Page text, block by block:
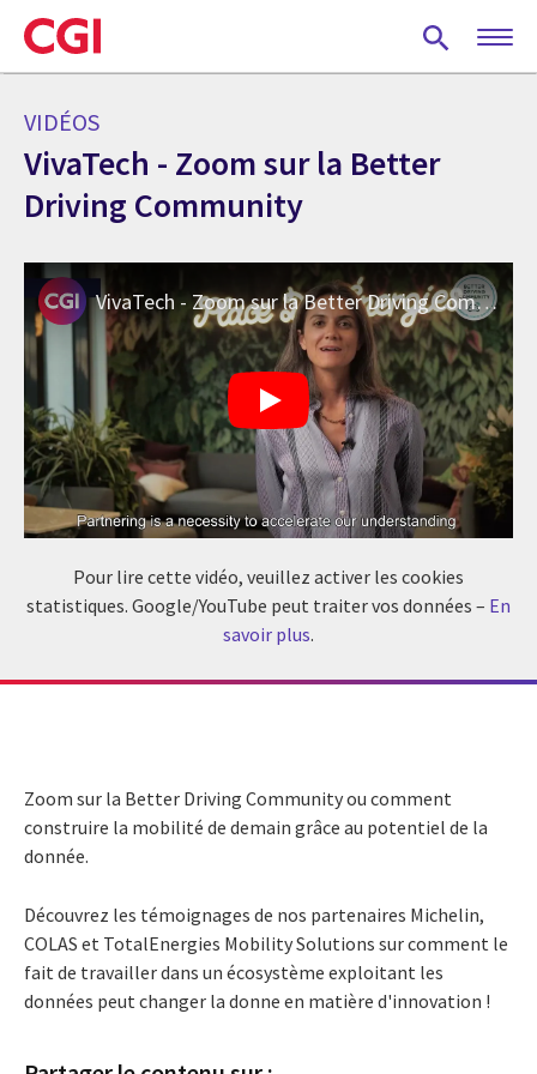
Skip
to
main
VIDÉOS
VivaTech - Zoom sur la Better
Driving Community
VivaTech - Zoom sur la Better Driving Community
Pour lire cette vidéo, veuillez activer les cookies
statistiques. Google/YouTube peut traiter vos données – En
savoir plus.
Zoom sur la Better Driving Community ou comment
construire la mobilité de demain grâce au potentiel de la
donnée.
Découvrez les témoignages de nos partenaires Michelin,
COLAS et TotalEnergies Mobility Solutions sur comment le
fait de travailler dans un écosystème exploitant les
données peut changer la donne en matière d'innovation !